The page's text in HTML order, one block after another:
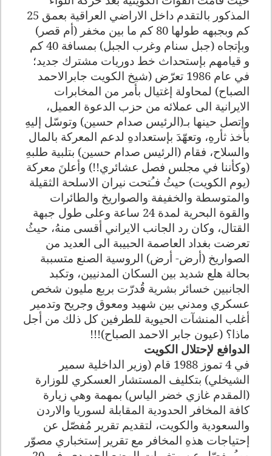
المذكور بالتقدم داخل الاراضي العراقية بعمق 25
كم وبجبهه طولها 80 كم ما بين مخفر (أم قصر)
وبإتجاه (جبل سنام وغرب الجبل) بمسافة 40 كم
و قيامهم بإستحداث خط دوريات مشترك جديد؛
في عام 1986 تعرّض (شيخ الكويت جابرالاحمد
الصباح) لمحاولة إغتيال بأمر من المخابرات
الايرانية الى عملائه من حزب الدعوة العميل،
وإتصل حينها بـ(الرئيس صدام حسين) وتوسّل إليهِ
بأخذ ثأرهِ، وتعهّدَ بإستعدادهِ لدعم المعركة بالمال
والسلاح، فقام (الرئيس صدام حسين) بتلبية طلبهِ
(وكأننا في مجلس فصل عشائري!!) وأعلنَ معركة
(يوم الكويت) حيثُ فـُتحت نيران الاسلحة الثقيلة
والمتوسطة والخفيفة والصواريخ والطائرات
والقوة البحرية لمدة 24 ساعة وعلى طول جبهة
القتال، وكان رد الجانب الايراني أقسى منهُ، حيثُ
تعرضت بغداد العاصمة الحبيبة الى العديد من
الصواريخ (أرض- أرض) الروسية الصنع متسببة
بحالة هلع شديد بين السكان المدنيين، وتكبد
الجانبين خسائر بشرية قُدرّت بربع مليون شخص
عسكري ومدني بين شهيد ومعوق وجريح وتدمير
أغلب المنشآت الحيوية للطرفين كل ذلك من أجل
ماذا؟ (عيون جابر الاحمد الصباح)!!!
الدوافع لإحتلال الكويت
في 4 تموز 1988 قام (وزير الداخلية سمير
الشيخلي) بتكليف المستشار العسكري للوزارة
(المقدم غازي خضر الياس) بمهمة وهي زيارة
كافة المخافر الحدودية المقابلة لسوريا والاردن
والسعودية والكويت، لتقديم تقرير مُفصّل عن
إحتياجات هذهِ المخافر مع تقرير إستخباري مصوّر